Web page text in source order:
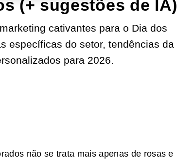
(+ sugestões de IA)
cativantes para o Dia dos
específicas do setor, tendências da
para 2026.
não se trata mais apenas de rosas e